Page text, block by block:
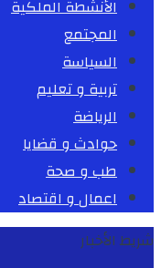
الأنشطة الملكية
المجتمع
السياسة
تربية و تعليم
الرياضة
حوادث و قضايا
طب و صحة
اعمال و اقتصاد
شريط الأخبار